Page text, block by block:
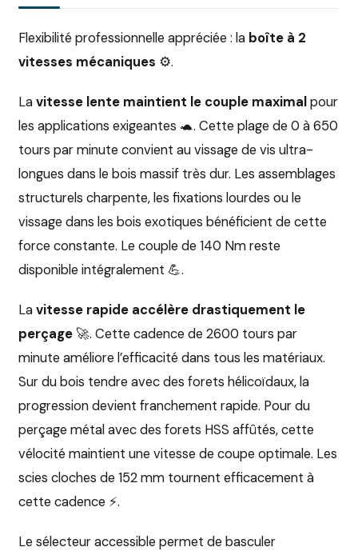
Flexibilité professionnelle appréciée : la boîte à 2
vitesses mécaniques ⚙️.
Lavitesse lente maintient le couple maximalpour
les applications exigeantes 🐢. Cette plage de 0 à 650
tours par minute convient au vissage de vis ultra-
longues dans le bois massif très dur. Les assemblages
structurels charpente, les fixations lourdes ou le
vissage dans les bois exotiques bénéficient de cette
force constante. Le couple de 140 Nm reste
disponible intégralement 💪.
Lavitesse rapide accélère drastiquement le
perçage 🚀. Cette cadence de 2600 tours par
minute améliore l’efficacité dans tous les matériaux.
Sur du bois tendre avec des forets hélicoïdaux, la
progression devient franchement rapide. Pour du
perçage métal avec des forets HSS affûtés, cette
vélocité maintient une vitesse de coupe optimale. Les
scies cloches de 152 mm tournent efficacement à
cette cadence ⚡.
Le sélecteur accessible permet de basculer